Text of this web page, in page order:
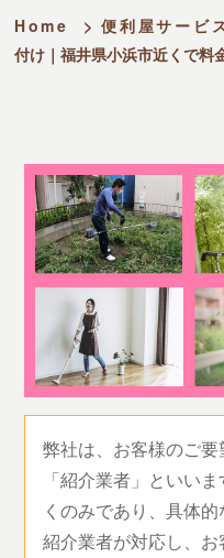
Home > 便利屋サービ
付け｜福井県小浜市近くで料
弊社は、お客様のご要
「紹介業者」といい
くのみであり、具体的
紹介業者が対応し、